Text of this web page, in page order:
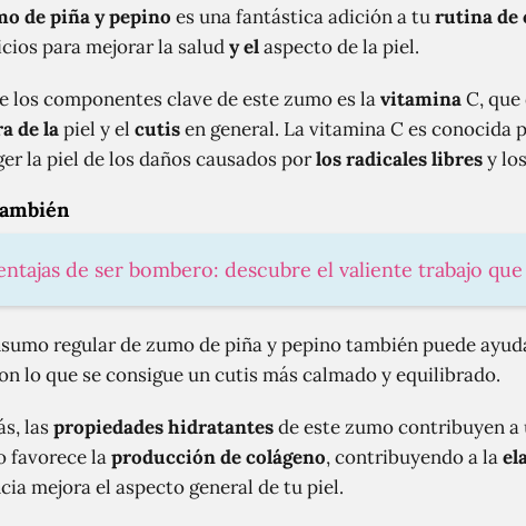
de piña y pepino es una fantástica adición a turutina de
para mejorar la saludy elaspecto de la piel.
los componentes clave de este zumo es lavitaminaC,
de lapiel y el cutisen general. La vitamina C es conocida
la piel de los daños causados porlos radicales libresy los
de ser bombero: descubre el valiente trabajo
regular de zumo de piña y pepino también puede
lo que se consigue un cutis más calmado y equilibrado.
laspropiedades hidratantesde este zumo contribuyen a
favorece laproducción de colágeno, contribuyendo a la
mejora el aspecto general de tu piel.